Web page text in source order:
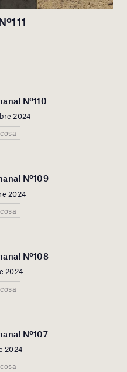
Nº110
2024
Nº109
2024
Nº108
2024
Nº107
2024